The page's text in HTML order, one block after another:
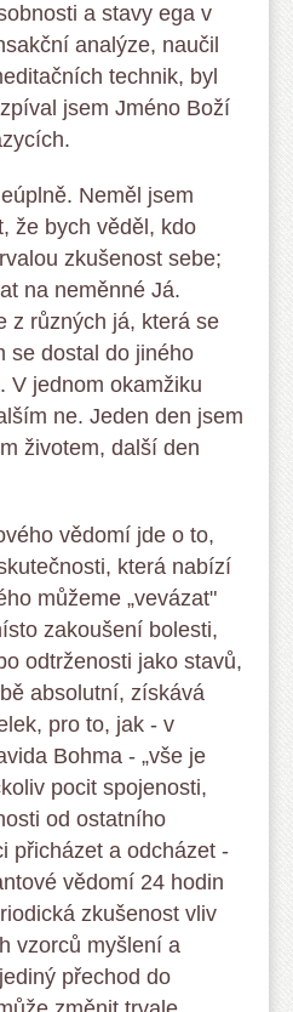
a stavy ega v
analýze, naučil
technik, byl
jsem Jméno Boží
Neměl jsem
že bych věděl, kdo
zkušenost sebe;
na neměnné Já.
z různých já, která se
se dostal do jiného
V jednom okamžiku
ne. Jeden den jsem
životem, další den
vědomí jde o to,
která nabízí
můžeme „vevázat"
zakoušení bolesti,
odtrženosti jako stavů,
absolutní, získává
pro to, jak - v
Bohma - „vše je
pocit spojenosti,
od ostatního
přicházet a odcházet -
vědomí 24 hodin
zkušenost vliv
vzorců myšlení a
přechod do